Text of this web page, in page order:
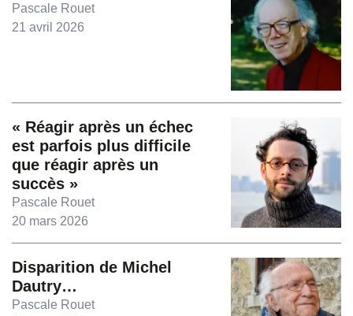
Pascale Rouet
21 avril 2026
« Réagir après un échec
est parfois plus difficile
que réagir après un
succès »
Pascale Rouet
20 mars 2026
Disparition de Michel
Dautry…
Pascale Rouet